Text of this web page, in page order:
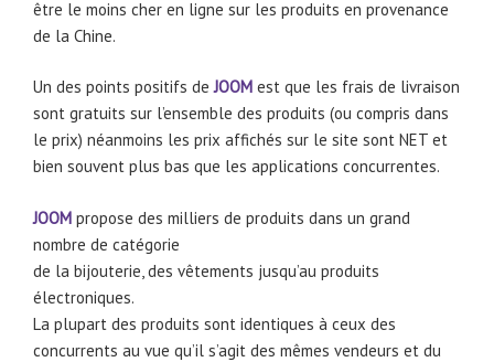
être le moins cher en ligne sur les produits en provenance
de la Chine.
Un des points positifs deJOOM est que les frais de livraison
sont gratuits sur l’ensemble des produits (ou compris dans
le prix) néanmoins les prix affichés sur le site sont NET et
bien souvent plus bas que les applications concurrentes.
JOOM propose des milliers de produits dans un grand
nombre de catégorie
de la bijouterie, des vêtements jusqu’au produits
électroniques.
La plupart des produits sont identiques à ceux des
concurrents au vue qu’il s’agit des mêmes vendeurs et du